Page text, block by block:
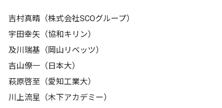
吉村真晴（株式会社SCOグループ）
宇田幸矢（協和キリン）
及川瑞基（岡山リベッツ）
吉山僚一（日本大）
萩原啓至（愛知工業大）
川上流星（木下アカデミー）